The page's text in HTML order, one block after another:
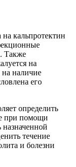
на кальпротектин
Также
на
наличие
его
определить
при помощи
течение
и болезни